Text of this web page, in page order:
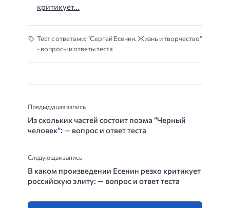
критикует…
Тест с ответами: “Сергей Есенин. Жизнь и творчество”
- вопросы и ответы теста
Предыдущая запись
Из скольких частей состоит поэма “Черный
человек”: — вопрос и ответ теста
Следующая запись
В каком произведении Есенин резко критикует
российскую элиту: — вопрос и ответ теста